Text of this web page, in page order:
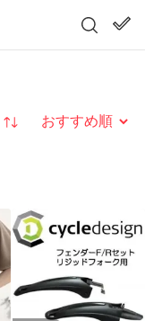
並び替え